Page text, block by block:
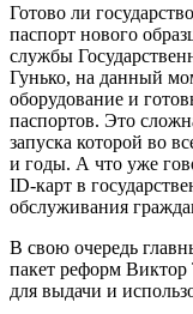
Готово ли
паспорт нового
службы
Гунько, на данный
оборудование и
паспортов. Это
запуска которой во
и годы. А что уже
ID-карт в
обслуживания
В свою очередь
пакет реформ
для выдачи и